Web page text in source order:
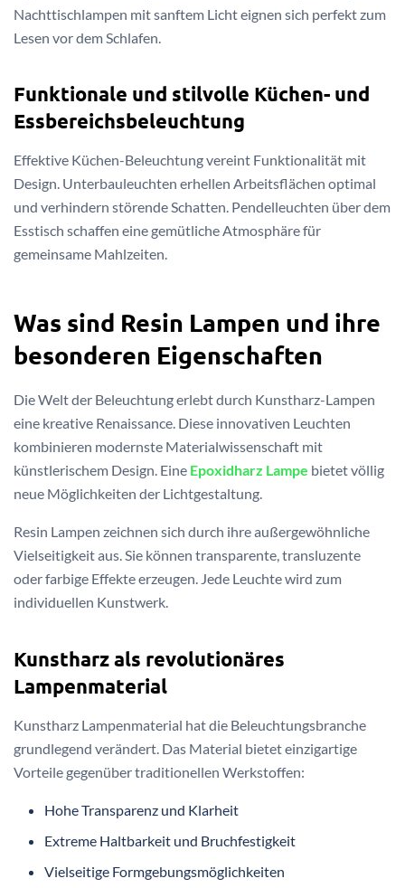
Nachttischlampen mit sanftem Licht eignen sich perfekt zum
Lesen vor dem Schlafen.
Funktionale und stilvolle Küchen- und
Essbereichsbeleuchtung
Effektive Küchen-Beleuchtung vereint Funktionalität mit
Design. Unterbauleuchten erhellen Arbeitsflächen optimal
und verhindern störende Schatten. Pendelleuchten über dem
Esstisch schaffen eine gemütliche Atmosphäre für
gemeinsame Mahlzeiten.
Was sind Resin Lampen und ihre
besonderen Eigenschaften
Die Welt der Beleuchtung erlebt durch Kunstharz-Lampen
eine kreative Renaissance. Diese innovativen Leuchten
kombinieren modernste Materialwissenschaft mit
künstlerischem Design. Eine Epoxidharz Lampe bietet völlig
neue Möglichkeiten der Lichtgestaltung.
Resin Lampen zeichnen sich durch ihre außergewöhnliche
Vielseitigkeit aus. Sie können transparente, transluzente
oder farbige Effekte erzeugen. Jede Leuchte wird zum
individuellen Kunstwerk.
Kunstharz als revolutionäres
Lampenmaterial
Kunstharz Lampenmaterial hat die Beleuchtungsbranche
grundlegend verändert. Das Material bietet einzigartige
Vorteile gegenüber traditionellen Werkstoffen:
Hohe Transparenz und Klarheit
Extreme Haltbarkeit und Bruchfestigkeit
Vielseitige Formgebungsmöglichkeiten